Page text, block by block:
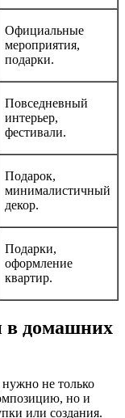
Официальные
мероприятия,
подарки.
Повседневный
интерьер,
фестивали.
Подарок,
минималистичный
декор.
Подарки,
оформление
квартир.
в домашних
не только
но и
или создания.